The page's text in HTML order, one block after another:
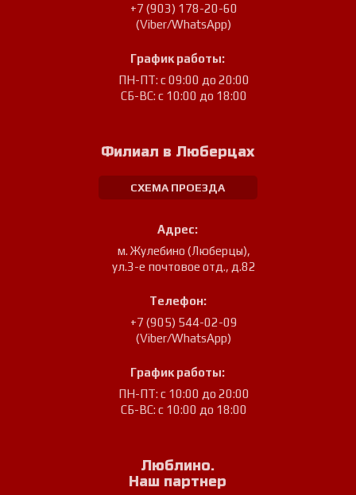
+7 (903) 178-20-60
(Viber/WhatsApp)
График работы:
ПН-ПТ: с 09:00 до 20:00
СБ-ВС: с 10:00 до 18:00
Филиал в Люберцах
СХЕМА ПРОЕЗДА
Адрес:
м. Жулебино (Люберцы),
ул.3-е почтовое отд., д.82
Телефон:
+7 (905) 544-02-09
(Viber/WhatsApp)
График работы:
ПН-ПТ: с 10:00 до 20:00
СБ-ВС: с 10:00 до 18:00
Люблино.
Наш партнер